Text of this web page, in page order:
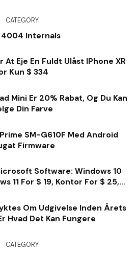
CATEGORY
Internals
At Eje En Fuldt Ulåst IPhone XR
Kun $ 334
Mini Er 20% Rabat, Og Du Kan
Din Farve
SM-G610F Med Android
Firmware
Software: Windows 10
11 For $ 19, Kontor For $ 25,
Om Udgivelse Inden Årets
Hvad Det Kan Fungere
CATEGORY